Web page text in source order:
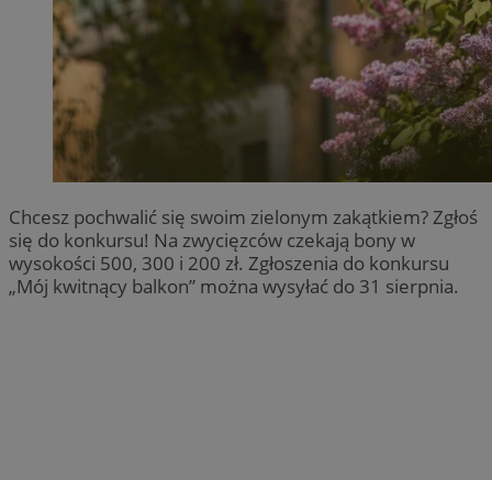
Chcesz pochwalić się swoim zielonym zakątkiem? Zgłoś
się do konkursu! Na zwycięzców czekają bony w
wysokości 500, 300 i 200 zł. Zgłoszenia do konkursu
„Mój kwitnący balkon” można wysyłać do 31 sierpnia.